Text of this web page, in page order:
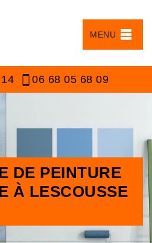
MENU
06 68 05 68 09
DE PEINTURE
À LESCOUSSE